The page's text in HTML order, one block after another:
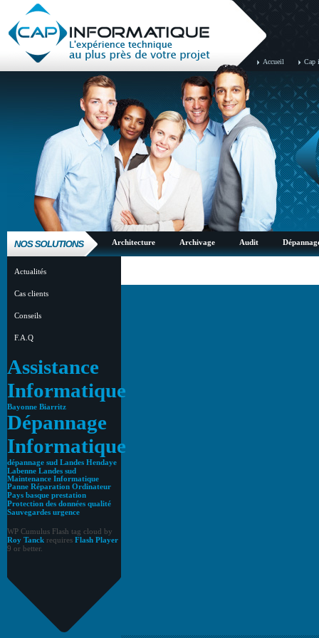
Accueil Cap
Architecture Archivage Audit
Actualités
Cas clients
Conseils
F.A.Q
Assistance
Informatique
Bayonne Biarritz
Dépannage
Informatique
dépannage sud Landes Hendaye
Labenne Landes sud
Maintenance Informatique
Panne Réparation Ordinateur
Pays basque prestation
Protection des données qualité
Sauvegardes urgence
WP Cumulus Flash tag cloud by
Roy Tanck requires Flash Player
9 or better.